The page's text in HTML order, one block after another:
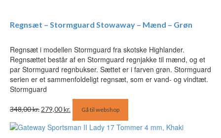
Regnsæt – Stormguard Stowaway – Mænd – Grøn
Regnsæt i modellen Stormguard fra skotske Highlander.
Regnsættet består af en Stormguard regnjakke til mænd, og et
par Stormguard regnbukser. Sættet er i farven grøn. Stormguard
serien er et sammenfoldeligt regnsæt, som er vand- og vindtæt.
Stormguard
348,00kr.oprindelige
pris
var:
279,00kr.aktuelle
pris
er:
Gå til webshop